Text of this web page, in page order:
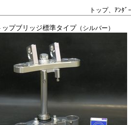
トップ、ｱﾝﾀ
ップブリッジ標準タイプ（シルバー）